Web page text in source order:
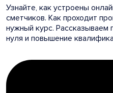
Узнайте, как устроены
сметчиков. Как проходит
нужный курс. Рассказываем
нуля и повышение